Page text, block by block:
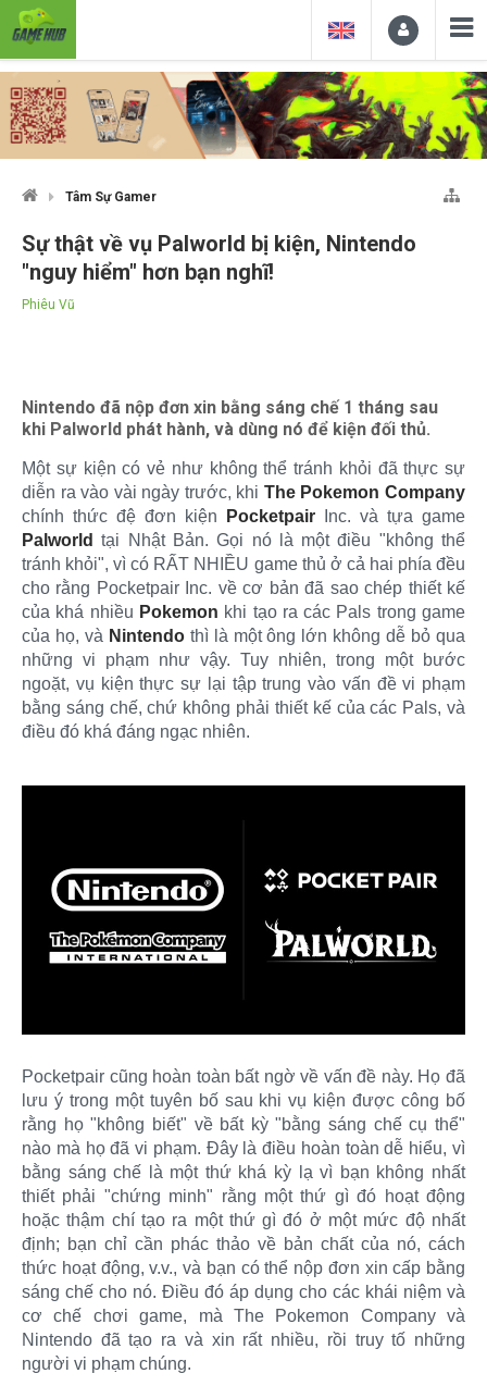
Tâm Sự Gamer
Sự thật về vụ Palworld bị kiện, Nintendo
"nguy hiểm" hơn bạn nghĩ!
Phiêu Vũ
Nintendo đã nộp đơn xin bằng sáng chế 1 tháng sau
khi Palworld phát hành, và dùng nó để kiện đối thủ.
Một sự kiện có vẻ như không thể tránh khỏi đã thực sự
diễn ra vào vài ngày trước, khi The Pokemon Company
chính thức đệ đơn kiện
Pocketpair Inc. và tựa game
Palworld tại Nhật Bản. Gọi nó là một điều "không thể
tránh khỏi", vì có RẤT NHIỀU game thủ ở cả hai phía đều
cho rằng Pocketpair Inc. về cơ bản đã sao chép thiết kế
của khá nhiều Pokemon khi tạo ra các Pals trong game
của họ, và Nintendothì là một ông lớn không dễ bỏ qua
những vi phạm như vậy. Tuy nhiên, trong một bước
ngoặt, vụ kiện thực sự lại tập trung vào vấn đề vi phạm
bằng sáng chế, chứ không phải thiết kế của các Pals, và
điều đó khá đáng ngạc nhiên.
Pocketpair cũng hoàn toàn bất ngờ về vấn đề này. Họ đã
lưu ý trong một tuyên bố sau khi vụ kiện được công bố
rằng họ "không biết" về bất kỳ "bằng sáng chế cụ thể"
nào mà họ đã vi phạm. Đây là điều hoàn toàn dễ hiểu, vì
bằng sáng chế là một thứ khá kỳ lạ vì bạn không nhất
thiết phải "chứng minh" rằng một thứ gì đó hoạt động
hoặc thậm chí tạo ra một thứ gì đó ở một mức độ nhất
định; bạn chỉ cần phác thảo về bản chất của nó, cách
thức hoạt động, v.v., và bạn có thể nộp đơn xin cấp bằng
sáng chế cho nó. Điều đó áp dụng cho các khái niệm và
cơ chế chơi game, mà The Pokemon Company và
Nintendo đã tạo ra và xin rất nhiều, rồi truy tố những
người vi phạm chúng.